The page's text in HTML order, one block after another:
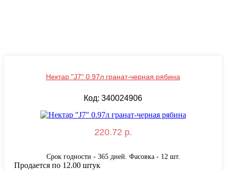
Нектар "J7" 0.97л гранат-черная рябина
Код: 340024906
220.72 р.
Срок годности - 365 дней. Фасовка - 12 шт.
Продается по 12.00 штук